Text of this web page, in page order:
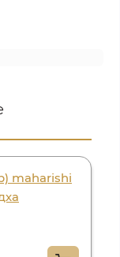
maharishi